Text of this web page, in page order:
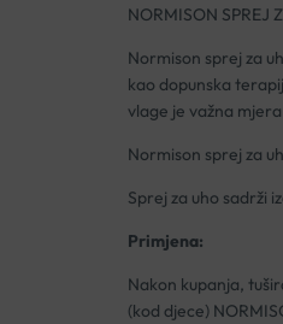
NORMISON SPREJ
Normison sprej za
kao dopunska
vlage je važna
Normison sprej za
Sprej za uho sadrži
Primjena:
Nakon kupanja,
(kod djece)